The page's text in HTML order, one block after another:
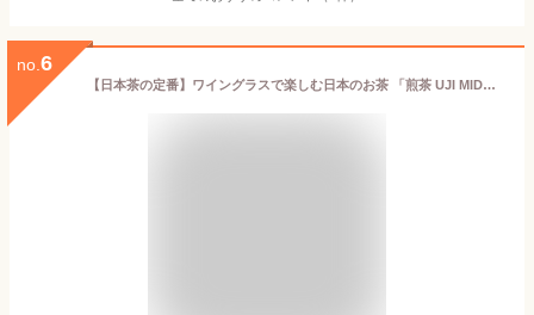
no. 6
【日本茶の定番】ワイングラスで楽しむ日本のお茶 「煎茶 UJI MIDORI」 500ml 1本 ボトリングティー ボトルティー 贈答 プレゼント ギフト 高級 ノンアル お茶 緑茶 ななや 丸七製茶 静岡県 喜作園 送料無料 熨斗 父の日 ：m17